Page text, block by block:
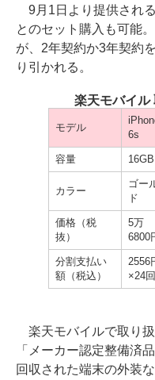
9月1日より提供され
とのセット購入も可能
が、2年契約か3年契約
り引かれる。
楽天モバイル
モデル
6s
容量 16GB
カラー
ゴー
ド
価格（税
抜）
5万
6800
分割支払い
額（税込）
2556
×24回
楽天モバイルで取り
「メーカー認定整備済
回収された端末の外装